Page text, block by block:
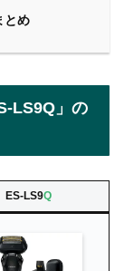
とめ
LS9Q」の
ES-LS9Q